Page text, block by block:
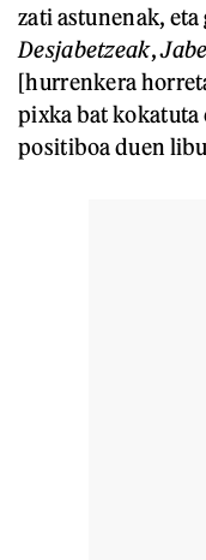
zati astunenak, eta
Desjabetzeak,
[hurrenkera
pixka bat kokatuta
positiboa duen